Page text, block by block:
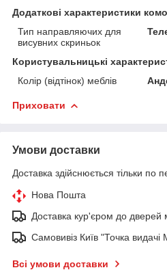
Додаткові характеристики
Тип направляючих для
висувних скриньок
Користувальницькі
Колір (відтінок) меблів
Приховати
Умови доставки
Доставка здійснюється тільки по
Нова Пошта
Доставка кур'єром до дверей
Самовивіз Київ "Точка видачі
Всі умови доставки